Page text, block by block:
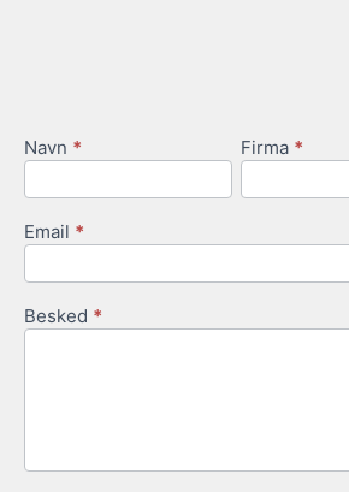
Contact
Navn * Firma *
Email *
Besked *